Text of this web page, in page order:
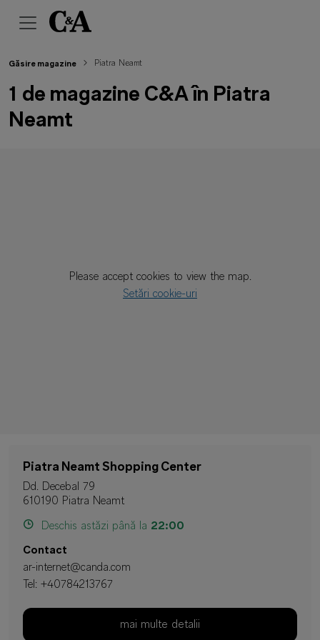
Please accept cookies to view the map.
Setări cookie-uri
Găsire magazine Piatra Neamt
1 de magazine C&A în Piatra
Neamt
Piatra Neamt Shopping Center
Dd. Decebal 79
610190 Piatra Neamt
Deschis astăzi până la 22:00
Contact
ar-internet@canda.com
Tel: +40784213767
mai multe detalii